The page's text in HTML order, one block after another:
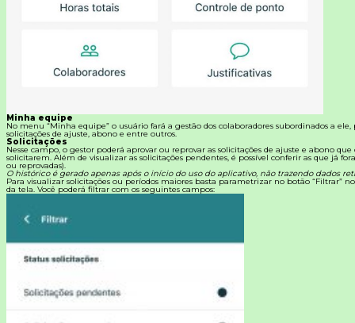
Minha equipe
No menu “Minha equipe” o usuário fará a gestão dos colaboradores subordinados a
solicitações de ajuste, abono e entre outros.
Solicitações
Nesse campo, o gestor poderá aprovar ou reprovar as solicitações de ajuste e abono que
solicitarem. Além de visualizar as solicitações pendentes, é possível conferir as que já
ou reprovadas).
O histórico é gerado apenas após o início do uso do aplicativo, não trazendo dados
Para visualizar solicitações ou períodos maiores basta parametrizar no botão “Filtrar”
da tela. Você poderá filtrar com os seguintes campos: